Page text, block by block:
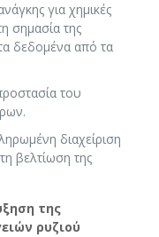
για χημικές
σημασία της
δεδομένα από τα
του
διαχείριση
βελτίωση της
της
ρυζιού